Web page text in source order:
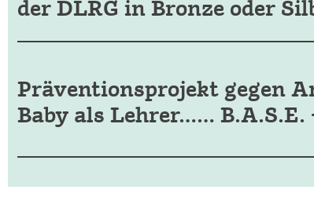
der DLRG in Bronze oder
Präventionsprojekt gegen
Baby als Lehrer…… B.A.S.E.